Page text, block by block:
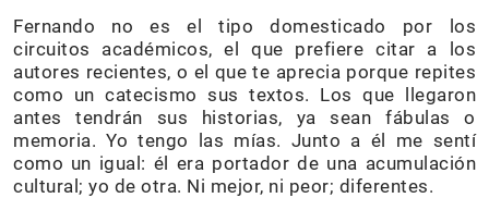
Fernando no es el tipo domesticado por los
circuitos académicos, el que prefiere citar a los
autores recientes, o el que te aprecia porque repites
como un catecismo sus textos. Los que llegaron
antes tendrán sus historias, ya sean fábulas o
memoria. Yo tengo las mías. Junto a él me sentí
como un igual: él era portador de una acumulación
cultural; yo de otra. Ni mejor, ni peor; diferentes.